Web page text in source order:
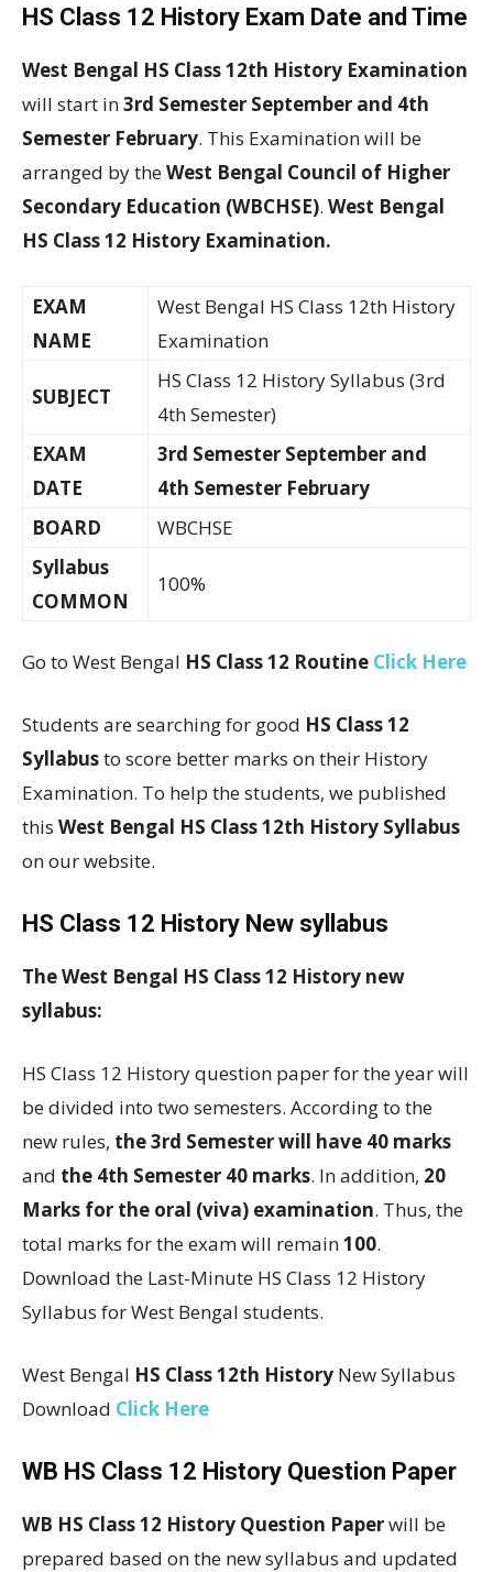
HS Class 12 History Exam Date and Time
West Bengal HS Class 12th History Examination
will start in3rd Semester September and 4th
Semester February. This Examination will be
arranged by theWest Bengal Council of Higher
Secondary Education (WBCHSE). West Bengal
HS Class 12 History Examination.
EXAM
NAME
West Bengal HS Class 12th History
Examination
SUBJECT
HS Class 12 History Syllabus (3rd
4th Semester)
EXAM
DATE
3rd Semester September and
4th Semester February
BOARD
WBCHSE
Syllabus
COMMON
100%
Go to West Bengal HS Class 12 Routine Click Here
Students are searching for good HS Class 12
Syllabusto score better marks on their History
Examination. To help the students, we published
this West Bengal HS Class 12th History Syllabus
on our website.
HS Class 12 History New syllabus
The West Bengal HS Class 12 History new
syllabus:
HS Class 12 History question paper for the year will
be divided into two semesters. According to the
new rules, the 3rd Semester will have 40 marks
and the 4th Semester 40 marks. In addition, 20
Marks for the oral (viva) examination. Thus, the
total marks for the exam will remain100.
Download the Last-Minute HS Class 12 History
Syllabus for West Bengal students.
West Bengal HS Class 12th History New Syllabus
Download Click Here
WB HS Class 12 History Question Paper
WB HS Class 12 History Question Paperwill be
prepared based on the new syllabus and updated